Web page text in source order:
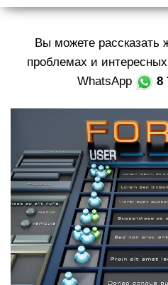
Вы можете рассказать
проблемах и
WhatsApp
8